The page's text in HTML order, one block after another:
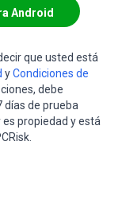
Android
que usted está
yCondiciones de
debe
días de prueba
propiedad y está